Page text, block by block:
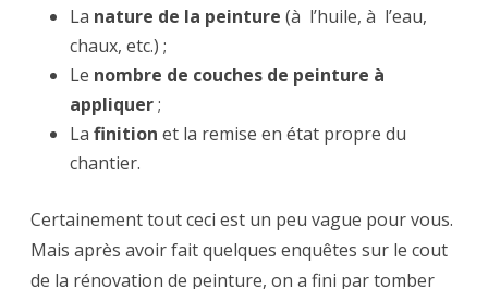
La nature de la peinture (à l’huile, à l’eau,
chaux, etc.) ;
Le nombre de couches de peinture à
appliquer;
La finition et la remise en état propre du
chantier.
Certainement tout ceci est un peu vague pour vous.
Mais après avoir fait quelques enquêtes sur le cout
de la rénovation de peinture, on a fini par tomber